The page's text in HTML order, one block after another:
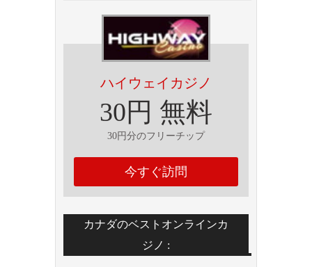
ハイウェイカジノ
30円 無料
30円分のフリーチップ
今すぐ訪問
カナダのベストオンラインカ
ジノ :